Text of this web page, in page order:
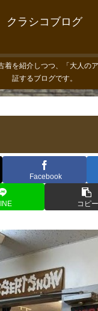
クラシコブログ
着を紹介しつつ、「大人の
証するブログです。
Facebook
コピー